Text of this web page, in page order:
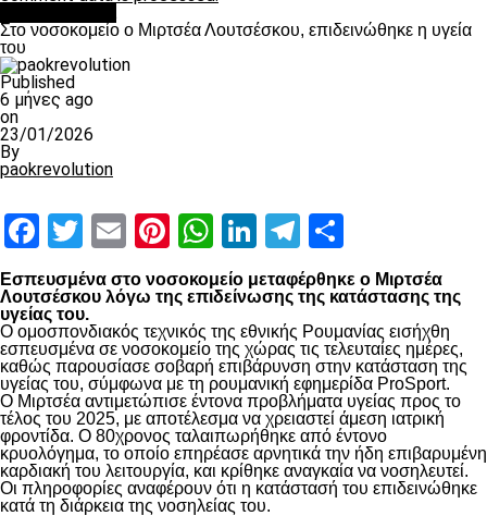
Στο νοσοκομείο ο Μιρτσέα Λουτσέσκου, επιδεινώθηκε η υγεία
του
Published
6 μήνες ago
on
23/01/2026
By
paokrevolution
Facebook
Twitter
EmailPinterest
WhatsApp
LinkedIn
Telegram
Εσπευσμένα στο νοσοκομείο μεταφέρθηκε ο Μιρτσέα
Λουτσέσκου λόγω της επιδείνωσης της κατάστασης της
υγείας του.
Ο ομοσπονδιακός τεχνικός της εθνικής Ρουμανίας εισήχθη
εσπευσμένα σε νοσοκομείο της χώρας τις τελευταίες ημέρες,
καθώς παρουσίασε σοβαρή επιβάρυνση στην κατάσταση της
υγείας του, σύμφωνα με τη ρουμανική εφημερίδα ProSport.
Ο Μιρτσέα αντιμετώπισε έντονα προβλήματα υγείας προς το
τέλος του 2025, με αποτέλεσμα να χρειαστεί άμεση ιατρική
φροντίδα. Ο 80χρονος ταλαιπωρήθηκε από έντονο
κρυολόγημα, το οποίο επηρέασε αρνητικά την ήδη επιβαρυμένη
καρδιακή του λειτουργία, και κρίθηκε αναγκαία να νοσηλευτεί.
Οι πληροφορίες αναφέρουν ότι η κατάστασή του επιδεινώθηκε
κατά τη διάρκεια της νοσηλείας του.